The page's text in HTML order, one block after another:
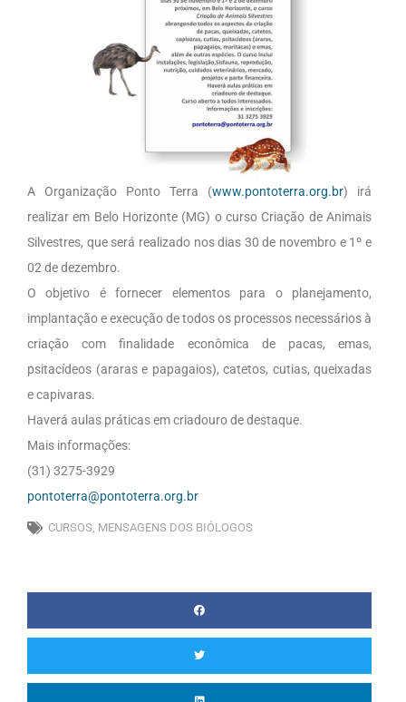
A Organização Ponto Terra (www.pontoterra.org.br) irá
realizar em Belo Horizonte (MG) o curso Criação de Animais
Silvestres, que será realizado nos dias 30 de novembro e 1º e
02 de dezembro.
O objetivo é fornecer elementos para o planejamento,
implantação e execução de todos os processos necessários à
criação com finalidade econômica de pacas, emas,
psitacídeos (araras e papagaios), catetos, cutias, queixadas
e capivaras.
Haverá aulas práticas em criadouro de destaque.
Mais informações:
(31) 3275-3929
pontoterra@pontoterra.org.br
CURSOS, MENSAGENS DOS BIÓLOGOS